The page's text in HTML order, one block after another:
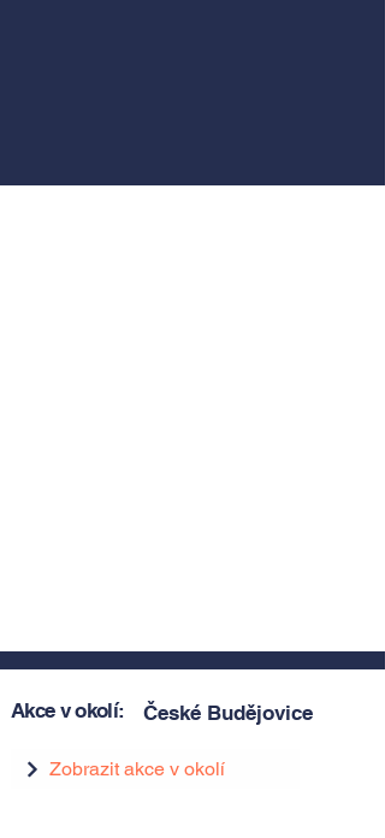
Akce v okolí: České Budějovice
Zobrazit akce v okolí